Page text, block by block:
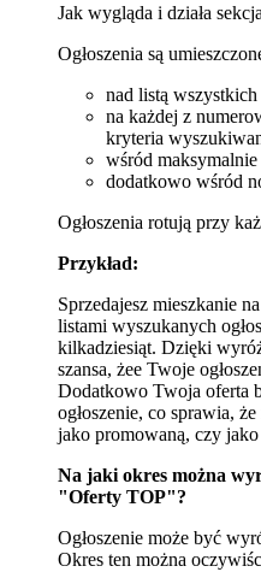
Jak wygląda i działa
Ogłoszenia są
nad listą wszystkich
na każdej z
kryteria
wśród
dodatkowo wśród
Ogłoszenia rotują przy
Przykład:
Sprzedajesz mieszkanie
listami wyszukanych
kilkadziesiąt. Dzięki
szansa, żee Twoje
Dodatkowo Twoja oferta
ogłoszenie, co sprawia,
jako promowaną, czy jako
Na jaki okres można
"Oferty TOP"?
Ogłoszenie może być
Okres ten można